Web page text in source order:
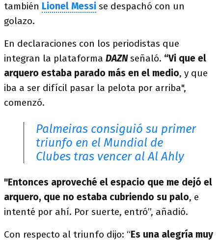
también Lionel Messi se despachó con un
golazo.
En declaraciones con los periodistas que
integran la plataforma DAZNseñaló. “Vi que el
arquero estaba parado más en el medio, y que
iba a ser difícil pasar la pelota por arriba",
comenzó.
Palmeiras consiguió su primer
triunfo en el Mundial de
Clubes tras vencer al Al Ahly
"Entonces aproveché el espacio que me dejó el
arquero, que no estaba cubriendo su palo, e
intenté por ahí. Por suerte, entró”, añadió.
Con respecto al triunfo dijo: “Es una alegría muy